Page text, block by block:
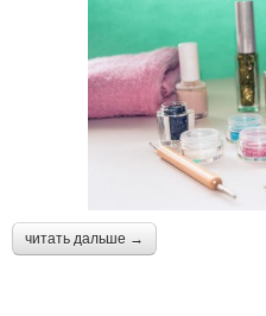
читать дальше →